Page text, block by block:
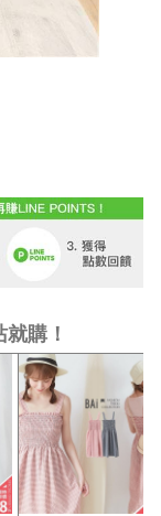
購！